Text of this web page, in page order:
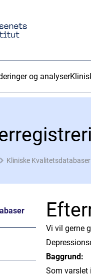
og analyser
Kliniske Kvalitetsdatabaser
Vi vil gerne
Baggrund:
Som varslet